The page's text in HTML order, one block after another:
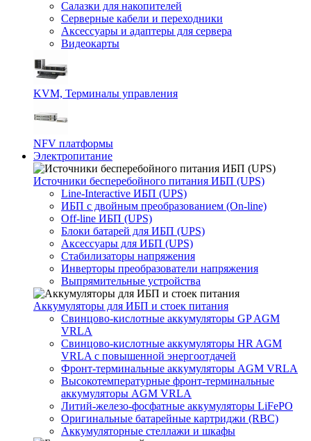
Салазки для накопителей
Серверные кабели и переходники
Аксессуары и адаптеры для сервера
Видеокарты
KVM, Терминалы управления
NFV платформы
Электропитание
Источники бесперебойного питания ИБП (UPS)
Line-Interactive ИБП (UPS)
ИБП с двойным преобразованием (On-line)
Off-line ИБП (UPS)
Блоки батарей для ИБП (UPS)
Аксессуары для ИБП (UPS)
Стабилизаторы напряжения
Инверторы преобразователи напряжения
Выпрямительные устройства
Аккумуляторы для ИБП и стоек питания
Свинцово-кислотные аккумуляторы GP AGM
VRLA
Свинцово-кислотные аккумуляторы HR AGM
VRLA с повышенной энергоотдачей
Фронт-терминальные аккумуляторы AGM VRLA
Высокотемпературные фронт-терминальные
аккумуляторы AGM VRLA
Литий-железо-фосфатные аккумуляторы LiFePO
Оригинальные батарейные картриджи (RBC)
Аккумуляторные стеллажи и шкафы